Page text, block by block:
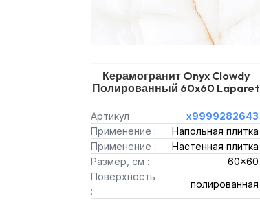
Керамогранит Onyx Clowdy
Полированный 60x60 Laparet
Артикул
х9999282643
Применение :
Напольная плитка
Применение :
Настенная плитка
Размер, см :
60x60
Поверхность
:
полированная